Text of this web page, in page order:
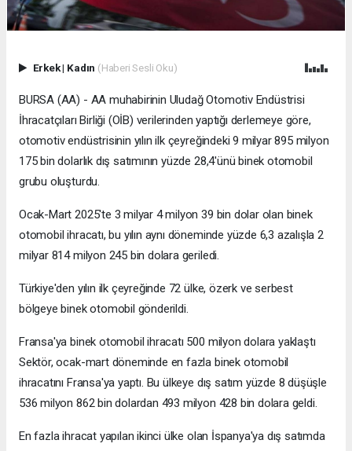
Erkek| Kadın (Haberi Sesli Oku)
BURSA (AA) - AA muhabirinin Uludağ Otomotiv Endüstrisi
İhracatçıları Birliği (OİB) verilerinden yaptığı derlemeye göre,
otomotiv endüstrisinin yılın ilk çeyreğindeki 9 milyar 895 milyon
175 bin dolarlık dış satımının yüzde 28,4'ünü binek otomobil
grubu oluşturdu.
Ocak-Mart 2025'te 3 milyar 4 milyon 39 bin dolar olan binek
otomobil ihracatı, bu yılın aynı döneminde yüzde 6,3 azalışla 2
milyar 814 milyon 245 bin dolara geriledi.
Türkiye'den yılın ilk çeyreğinde 72 ülke, özerk ve serbest
bölgeye binek otomobil gönderildi.
Fransa'ya binek otomobil ihracatı 500 milyon dolara yaklaştı
Sektör, ocak-mart döneminde en fazla binek otomobil
ihracatını Fransa'ya yaptı. Bu ülkeye dış satım yüzde 8 düşüşle
536 milyon 862 bin dolardan 493 milyon 428 bin dolara geldi.
En fazla ihracat yapılan ikinci ülke olan İspanya'ya dış satımda